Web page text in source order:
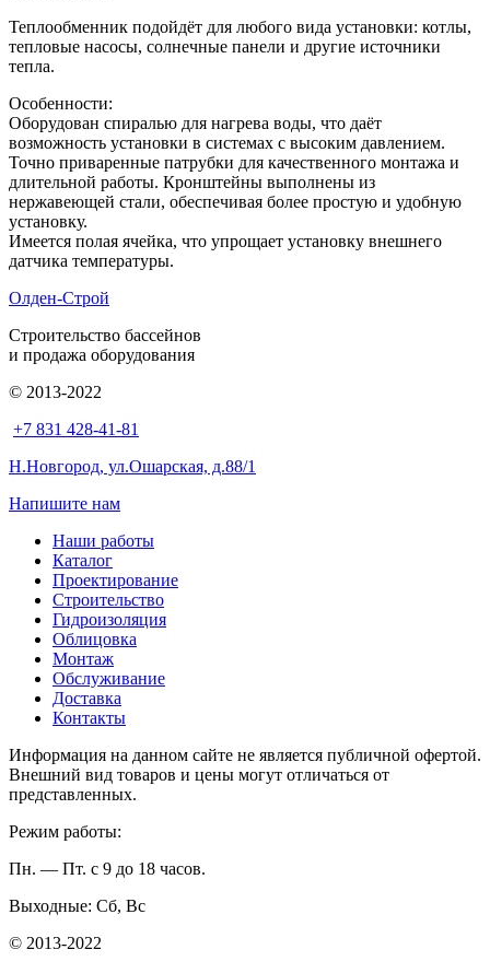
Теплообменник подойдёт для любого вида установки: котлы,
тепловые насосы, солнечные панели и другие источники
тепла.
Особенности:
Оборудован спиралью для нагрева воды, что даёт
возможность установки в системах с высоким давлением.
Точно приваренные патрубки для качественного монтажа и
длительной работы. Кронштейны выполнены из
нержавеющей стали, обеспечивая более простую и удобную
установку.
Имеется полая ячейка, что упрощает установку внешнего
датчика температуры.
Олден-Строй
Строительство бассейнов
и продажа оборудования
© 2013-2022
+7 831 428-41-81
Н.Новгород, ул.Ошарская, д.88/1
Напишите нам
Наши работы
Каталог
Проектирование
Строительство
Гидроизоляция
Облицовка
Монтаж
Обслуживание
Доставка
Контакты
Информация на данном сайте не является публичной офертой.
Внешний вид товаров и цены могут отличаться от
представленных.
Режим работы:
Пн. — Пт. с 9 до 18 часов.
Выходные: Сб, Вс
© 2013-2022